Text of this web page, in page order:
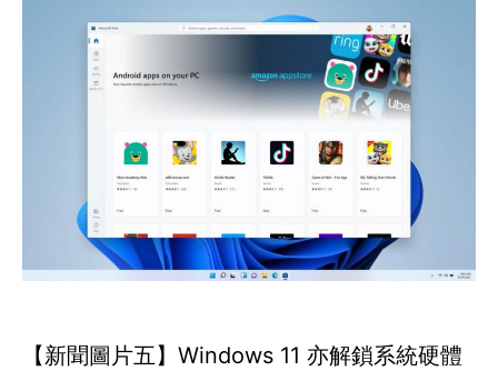
【新聞圖片五】Windows 11 亦解鎖系統硬體